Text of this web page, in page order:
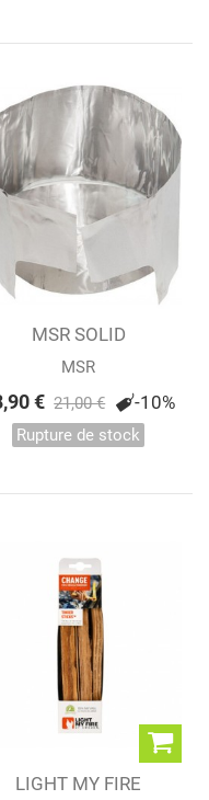
MSR SOLID
HEATREFLECTOR +...
MSR
€ 21,00 € -10%
Rupture de stock
LIGHT MY FIRE